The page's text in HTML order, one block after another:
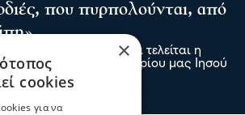
που πυρπολούνται, από
λαμπρότητα τελείται η
του Κυρίου μας Ιησού
Σερρών και Νιγρίτης
×
cookies
για να